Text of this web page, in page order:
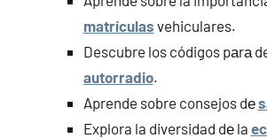
matrículas vehiculares.
Descubre los códigos pаrа
autorradio.
Aprende sobre consejos dе
Explora la diversidad dе la